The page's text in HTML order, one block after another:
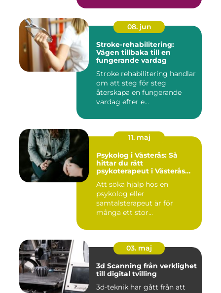
08. jun
Stroke-rehabilitering:
Vägen tillbaka till en
fungerande vardag
Stroke rehabilitering handlar
om att steg för steg
återskapa en fungerande
vardag efter e...
11. maj
Psykolog i Västerås: Så
hittar du rätt
psykoterapeut i Västerås
Att söka hjälp hos en
psykolog eller
samtalsterapeut är för
många ett stor...
03. maj
3d Scanning från verklighet
till digital tvilling
3d-teknik har gått från att